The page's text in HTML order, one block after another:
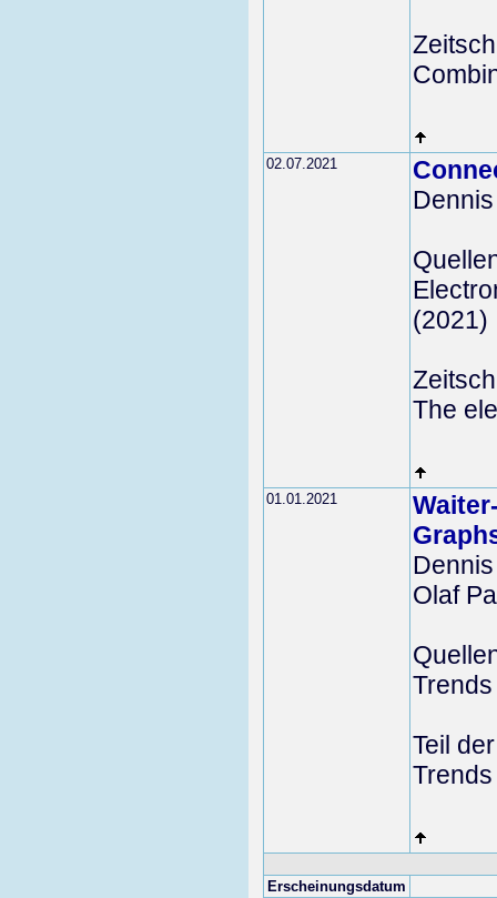
02.07.2021
(2021)
The
01.01.2021
Olaf
Teil
Erscheinungsdatum